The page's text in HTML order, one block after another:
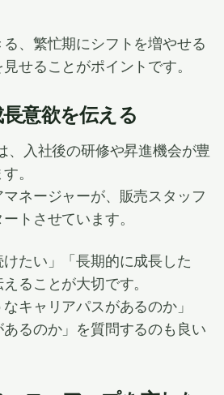
、繁忙期にシフトを増やせる
せることがポイントです。
意欲を伝える
、入社後の研修や昇進機会が豊
。
ネージャーが、販売スタッフ
トさせています。
たい」「長期的に成長した
ることが大切です。
キャリアパスがあるのか」
あるのか」を質問するのも良い